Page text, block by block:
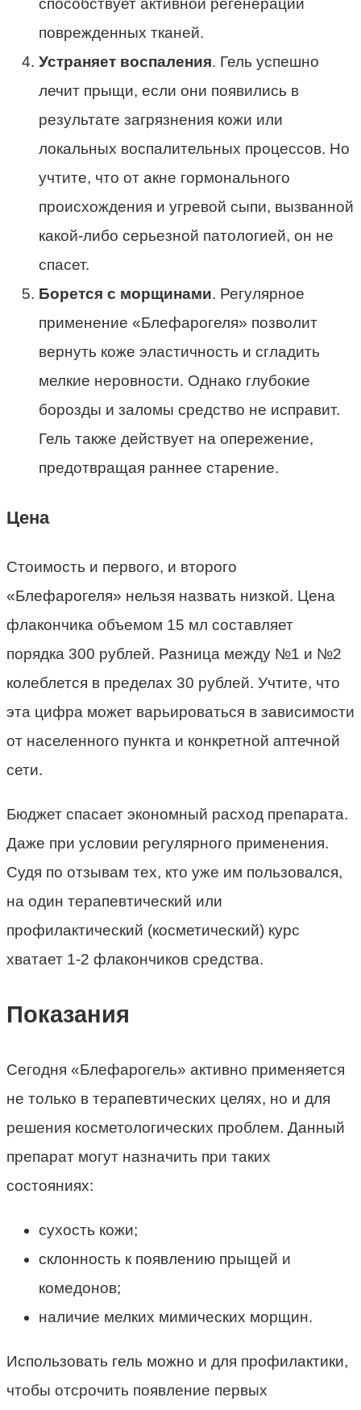
способствует активной регенерации
поврежденных тканей.
Устраняет воспаления. Гель успешно
лечит прыщи, если они появились в
результате загрязнения кожи или
локальных воспалительных процессов. Но
учтите, что от акне гормонального
происхождения и угревой сыпи, вызванной
какой-либо серьезной патологией, он не
спасет.
Борется с морщинами. Регулярное
применение «Блефарогеля» позволит
вернуть коже эластичность и сгладить
мелкие неровности. Однако глубокие
борозды и заломы средство не исправит.
Гель также действует на опережение,
предотвращая раннее старение.
Цена
Стоимость и первого, и второго
«Блефарогеля» нельзя назвать низкой. Цена
флакончика объемом 15 мл составляет
порядка 300 рублей. Разница между №1 и №2
колеблется в пределах 30 рублей. Учтите, что
эта цифра может варьироваться в зависимости
от населенного пункта и конкретной аптечной
сети.
Бюджет спасает экономный расход препарата.
Даже при условии регулярного применения.
Судя по отзывам тех, кто уже им пользовался,
на один терапевтический или
профилактический (косметический) курс
хватает 1-2 флакончиков средства.
Показания
Сегодня «Блефарогель» активно применяется
не только в терапевтических целях, но и для
решения косметологических проблем. Данный
препарат могут назначить при таких
состояниях:
сухость кожи;
склонность к появлению прыщей и
комедонов;
наличие мелких мимических морщин.
Использовать гель можно и для профилактики,
чтобы отсрочить появление первых